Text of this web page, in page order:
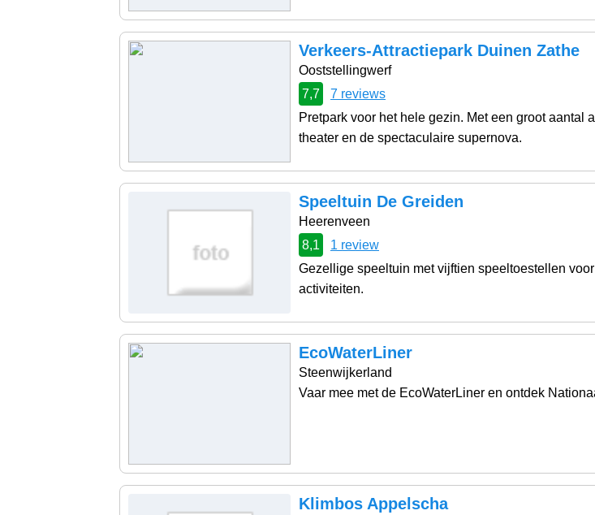
Verkeers-Attractiepark Duinen Zathe
Ooststellingwerf
7,7
7 reviews
Pretpark voor het hele gezin. Met een groot aantal
theater en de spectaculaire supernova.
Speeltuin De Greiden
Heerenveen
8,1
1 review
Gezellige speeltuin met vijftien speeltoestellen
activiteiten.
EcoWaterLiner
Steenwijkerland
Vaar mee met de EcoWaterLiner en ontdek
Klimbos Appelscha